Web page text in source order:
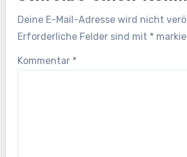
Deine E-Mail-Adresse wird nicht
Erforderliche Felder sind mit *
Kommentar *